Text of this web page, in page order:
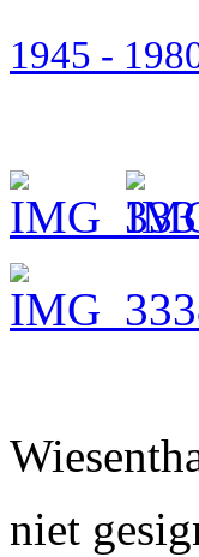
1945 -
niet